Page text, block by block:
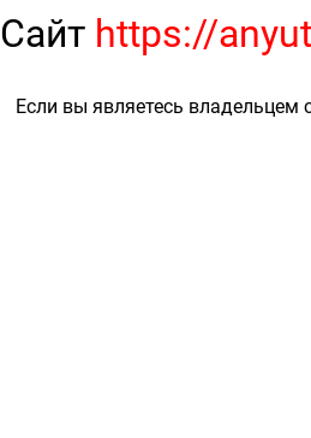
Сайт https://
Если вы являетесь владельцем